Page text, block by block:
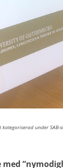
under